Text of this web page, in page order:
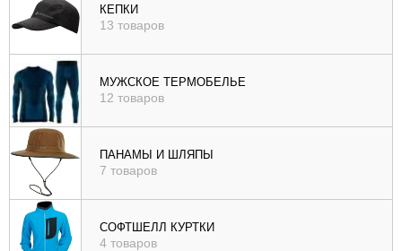
КЕПКИ
13 товаров
МУЖСКОЕ ТЕРМОБЕЛЬЕ
12 товаров
ПАНАМЫ И ШЛЯПЫ
7 товаров
СОФТШЕЛЛ КУРТКИ
4 товаров